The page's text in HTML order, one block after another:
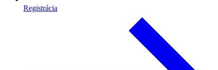
Registrácia